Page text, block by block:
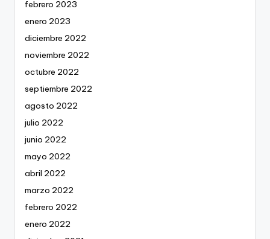
febrero 2023
enero 2023
diciembre 2022
noviembre 2022
octubre 2022
septiembre 2022
agosto 2022
julio 2022
junio 2022
mayo 2022
abril 2022
marzo 2022
febrero 2022
enero 2022